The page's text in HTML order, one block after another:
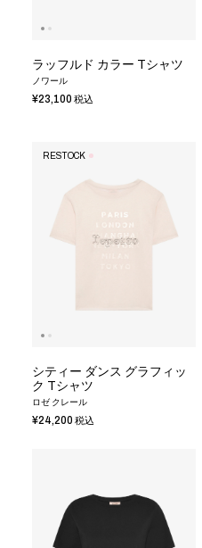
ラッフルド カラー Tシャツ
ノワール
¥23,100 税込
RESTOCK
シティー ダンス グラフィッ
ク Tシャツ
ロゼ クレール
¥24,200 税込